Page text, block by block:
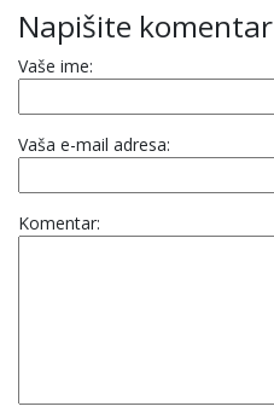
Napišite komentar
Vaše ime:
Vaša e-mail adresa:
Komentar: